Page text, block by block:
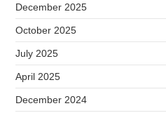
December 2025
October 2025
July 2025
April 2025
December 2024